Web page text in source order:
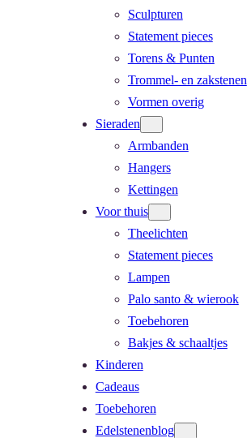
Sculpturen
Statement pieces
Torens & Punten
Trommel- en zakstenen
Vormen overig
Sieraden
Armbanden
Hangers
Kettingen
Voor thuis
Theelichten
Statement pieces
Lampen
Palo santo & wierook
Toebehoren
Bakjes & schaaltjes
Kinderen
Cadeaus
Toebehoren
Edelstenenblog